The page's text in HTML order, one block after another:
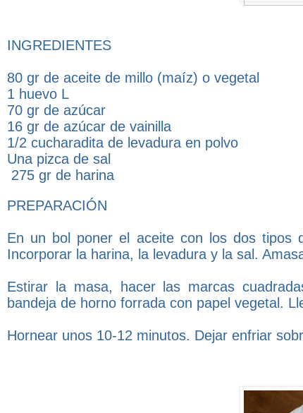
INGREDIENTES
80 gr de aceite de millo (maíz) o vegetal
1 huevo L
70 gr de azúcar
16 gr de azúcar de vainilla
1/2 cucharadita de levadura en polvo
Una pizca de sal
275 gr de harina
PREPARACIÓN
En un bol poner el aceite con los dos tipos
Incorporar la harina, la levadura y la sal.
Estirar la masa, hacer las marcas
bandeja de horno forrada con papel vegetal.
Hornear unos 10-12 minutos. Dejar enfriar